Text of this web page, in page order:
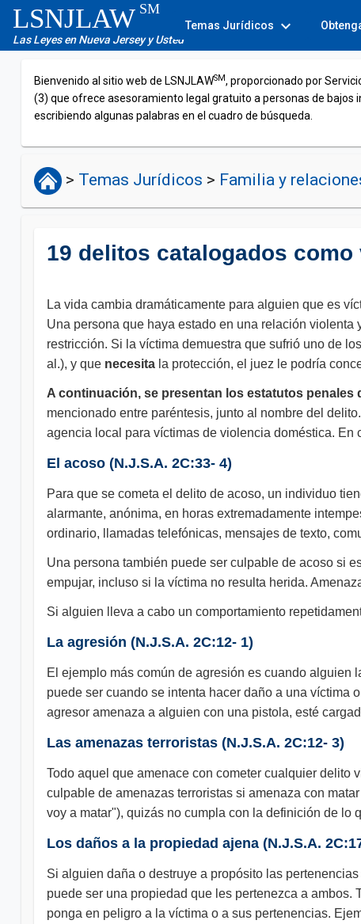
LSNJLAW SM
Las Leyes en Nueva Jersey y Usted
Temas Jurídicos expand_more
Bienvenido al sitio web de LSNJLAWSM, proporcionado por
(3) que ofrece asesoramiento legal gratuito a personas de bajos
escribiendo algunas palabras en el cuadro de búsqueda.
> Temas Jurídicos > Familia y
19 delitos catalogados
La vida cambia dramáticamente para alguien que es
Una persona que haya estado en una relación
restricción. Si la víctima demuestra que sufrió uno de
al.), y que necesita la protección, el juez le podría
A continuación, se presentan los estatutos penales
mencionado entre paréntesis, junto al nombre del
agencia local para víctimas de violencia doméstica.
El acoso (N.J.S.A. 2C:33- 4)
Para que se cometa el delito de acoso, un individuo
alarmante, anónima, en horas extremadamente
ordinario, llamadas telefónicas, mensajes de texto,
Una persona también puede ser culpable de acoso si
empujar, incluso si la víctima no resulta herida.
Si alguien lleva a cabo un comportamiento
La agresión (N.J.S.A. 2C:12- 1)
El ejemplo más común de agresión es cuando alguien
puede ser cuando se intenta hacer daño a una víctima
agresor amenaza a alguien con una pistola, esté
Las amenazas terroristas (N.J.S.A. 2C:12- 3)
Todo aquel que amenace con cometer cualquier delito
culpable de amenazas terroristas si amenaza con
voy a matar"), quizás no cumpla con la definición de lo
Los daños a la propiedad ajena (N.J.S.A.
Si alguien daña o destruye a propósito las
puede ser una propiedad que les pertenezca a
ponga en peligro a la víctima o a sus pertenencias.